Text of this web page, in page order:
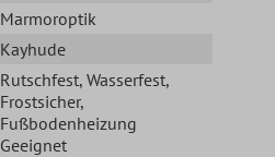
Marmoroptik
Kayhude
Rutschfest, Wasserfest,
Frostsicher,
Fußbodenheizung
Geeignet